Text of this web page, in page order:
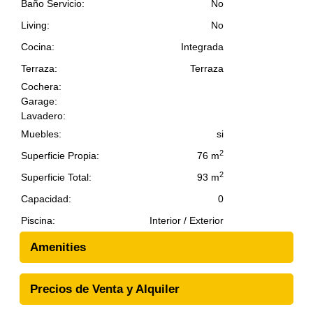
Baño Servicio:
No
Living:
No
Cocina:
Integrada
Terraza:
Terraza
Cochera:
Garage:
Lavadero:
Muebles:
si
Superficie Propia:
76 m2
Superficie Total: 93 m2
Capacidad:
0
Piscina:
Interior / Exterior
Amenities
Precios de Venta y Alquiler